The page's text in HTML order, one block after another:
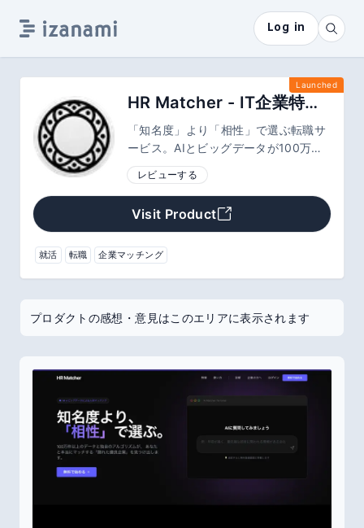
Log in
Launched
HR Matcher - IT企業特化型人材マッチング
「知名度」より「相性」で選ぶ転職サ
ービス。AIとビッグデータが100万件
以上の企業情報を分析し、あなたに本
当にマッチする隠れた優良企業を提案
します。情報収集の手間を大幅に省
き、入社後のミスマッチを防止。たっ
た1分の価値観入力で、理想のキャリ
ア探しを無料で始めよう。
レビューする
Visit Product
就活 転職 企業マッチング
プロダクトの感想・意見はこのエリアに表示されます